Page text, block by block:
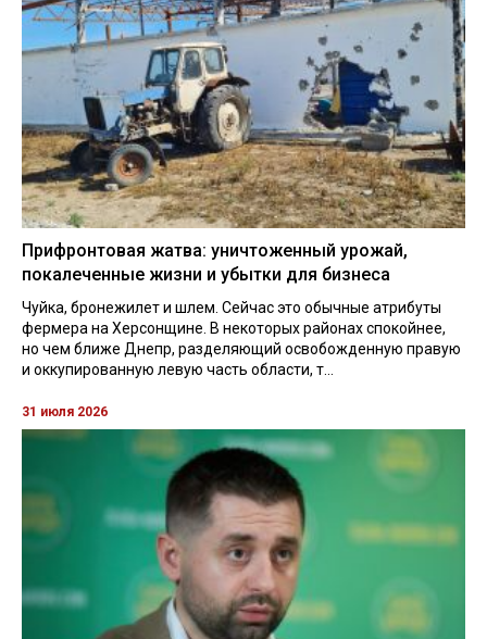
Прифронтовая жатва: уничтоженный урожай,
покалеченные жизни и убытки для бизнеса
Чуйка, бронежилет и шлем. Сейчас это обычные атрибуты
фермера на Херсонщине. В некоторых районах спокойнее,
но чем ближе Днепр, разделяющий освобожденную правую
и оккупированную левую часть области, т...
31 июля 2026